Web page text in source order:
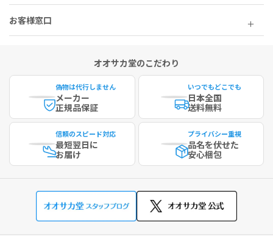
お客様窓口
オオサカ堂のこだわり
偽物は代行しません
メーカー
正規品保証
いつでもどこでも
日本全国
送料無料
信頼のスピード対応
最短翌日に
お届け
プライバシー重視
品名を伏せた
安心梱包